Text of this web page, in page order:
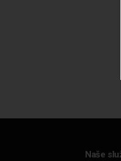
Naše